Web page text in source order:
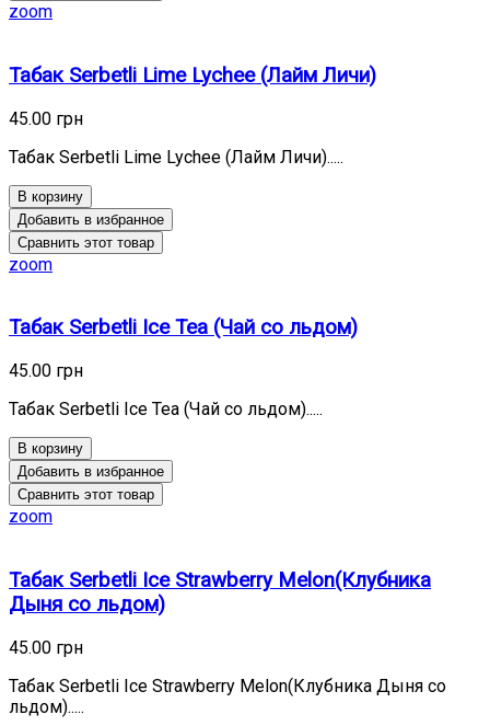
zoom
Табак Serbetli Lime Lychee (Лайм Личи)
45.00 грн
Табак Serbetli Lime Lychee (Лайм Личи).....
В корзину
Добавить в избранное
Сравнить этот товар
zoom
Табак Serbetli Ice Tea (Чай со льдом)
45.00 грн
Табак Serbetli Ice Tea (Чай со льдом).....
В корзину
Добавить в избранное
Сравнить этот товар
zoom
Табак Serbetli Ice Strawberry Melon(Клубника
Дыня со льдом)
45.00 грн
Табак Serbetli Ice Strawberry Melon(Клубника Дыня со
льдом).....